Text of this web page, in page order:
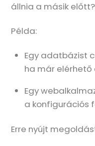
állnia a másik előtt?
Példa:
Egy adatbázist
ha már elérhető
Egy
a konfigurációs
Erre nyújt